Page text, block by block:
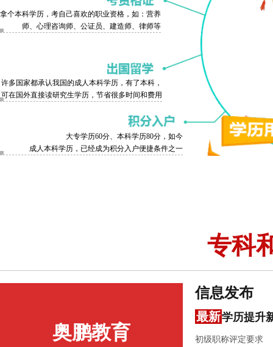
拿个本科学历，考自己喜欢的职业资格，如：营养
师、心理咨询师、公证员、建造师、律师等
许多国家都承认我国的成人本科学历，有了本科，
可在国外直接读研究生学历，节省很多时间和费用
大专学历60分、本科学历80分，如今
成人本科学历，已经成为积分入户便捷条件之一
专科
奥鹏教育
信息发布
最新学历提升
初级职称评定要求